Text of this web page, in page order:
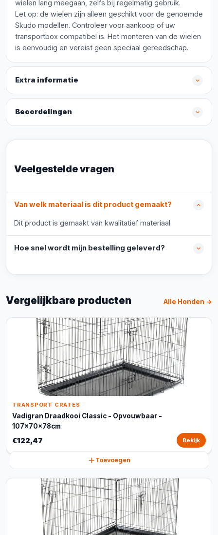
wielen lang meegaan, zelfs bij regelmatig gebruik.
Let op: de wielen zijn alleen geschikt voor de genoemde
Skudo modellen. Controleer voor aankoop of uw
transportbox compatibel is. Het monteren van de wielen
is eenvoudig en vereist geen speciaal gereedschap.
Extra informatie
Beoordelingen
Veelgestelde vragen
Van welk materiaal is dit product gemaakt?
Dit product is gemaakt van kwalitatief materiaal.
Hoe snel wordt mijn bestelling geleverd?
Vergelijkbare producten Alle Honden →
TRANSPORT CRATES
Vadigran Draadkooi Classic - Opvouwbaar -
107x70x78cm
€122,47 Bekijk
Toevoegen